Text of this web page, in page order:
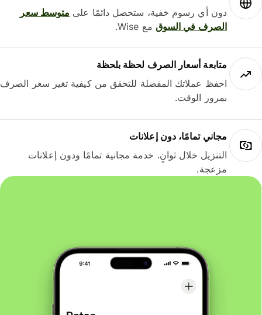
دون أي رسوم خفية، ستحصل دائمًا علىمتوسط ​​سعر
الصرف في السوقمع Wise.
متابعة أسعار الصرف لحظة بلحظة
احفظ عملاتك المفضلة للتحقق من كيفية تغير سعر الصرف
بمرور الوقت.
مجاني تمامًا، دون إعلانات
التنزيل خلال ثوانٍ. خدمة مجانية تمامًا ودون إعلانات
مزعجة.